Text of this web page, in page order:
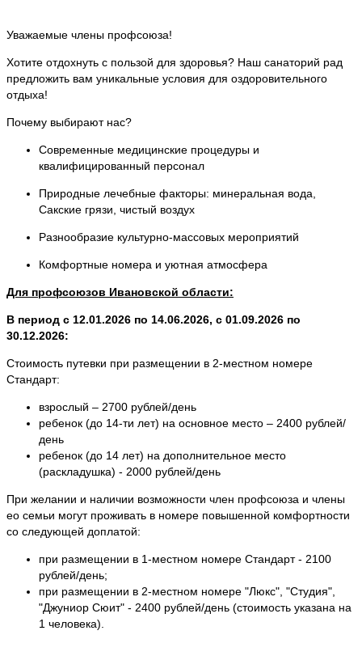
Уважаемые члены профсоюза!
Хотите отдохнуть с пользой для здоровья? Наш санаторий рад
предложить вам уникальные условия для оздоровительного
отдыха!
Почему выбирают нас?
Современные медицинские процедуры и
квалифицированный персонал
Природные лечебные факторы: минеральная вода,
Сакские грязи, чистый воздух
Разнообразие культурно-массовых мероприятий
Комфортные номера и уютная атмосфера
Для профсоюзов Ивановской области:
В период с 12.01.2026 по 14.06.2026, с 01.09.2026 по
30.12.2026:
Стоимость путевки при размещении в 2-местном номере
Стандарт:
взрослый – 2700 рублей/день
ребенок (до 14-ти лет) на основное место – 2400 рублей/
день
ребенок (до 14 лет) на дополнительное место
(раскладушка) - 2000 рублей/день
При желании и наличии возможности член профсоюза и члены
ео семьи могут проживать в номере повышенной комфортности
со следующей доплатой:
при размещении в 1-местном номере Стандарт - 2100
рублей/день;
при размещении в 2-местном номере "Люкс", "Студия",
"Джуниор Сюит" - 2400 рублей/день (стоимость указана на
1 человека).